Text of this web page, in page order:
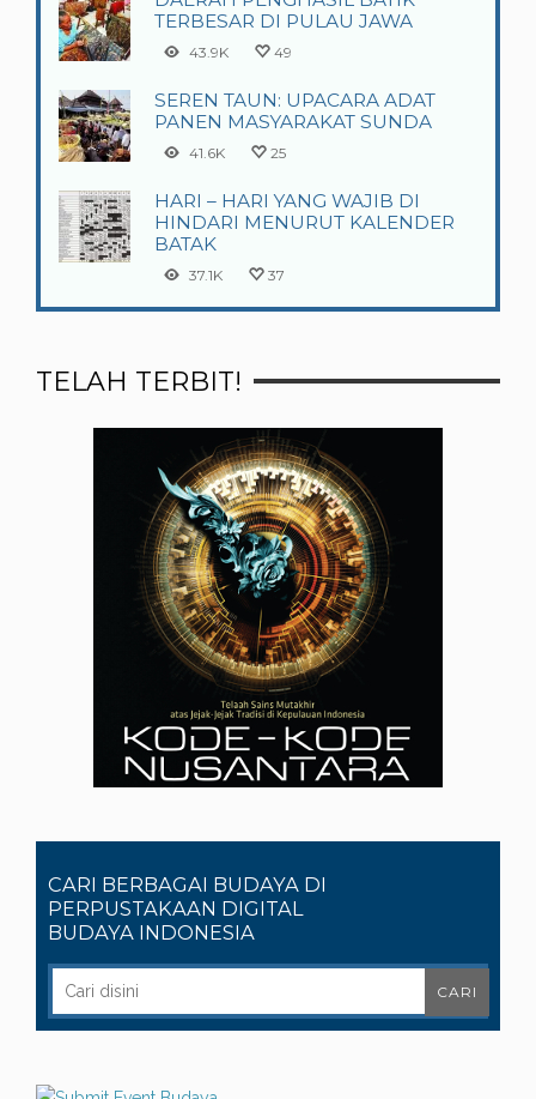
TERBESAR DI PULAU JAWA
43.9K 49
SEREN TAUN: UPACARA ADAT
PANEN MASYARAKAT SUNDA
41.6K 25
HARI – HARI YANG WAJIB DI
HINDARI MENURUT KALENDER
BATAK
37.1K 37
TELAH TERBIT!
CARI BERBAGAI BUDAYA DI
PERPUSTAKAAN DIGITAL
BUDAYA INDONESIA